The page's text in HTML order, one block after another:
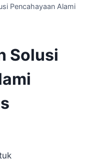
Pencahayaan Alami
Solusi